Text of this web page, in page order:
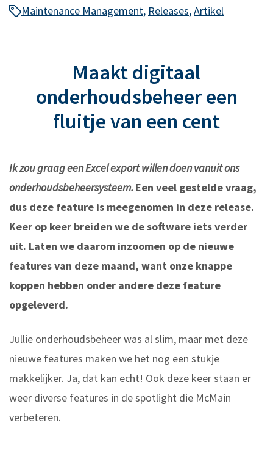
Maintenance Management, Releases,Artikel
Maakt digitaal
onderhoudsbeheer een
fluitje van een cent
Ik zou graag een Excel export willen doen vanuit ons
onderhoudsbeheersysteem.Een veel gestelde vraag,
dus deze feature is meegenomen in deze release.
Keer op keer breiden we de software iets verder
uit. Laten we daarom inzoomen op de nieuwe
features van deze maand, want onze knappe
koppen hebben onder andere deze feature
opgeleverd.
Jullie onderhoudsbeheer was al slim, maar met deze
nieuwe features maken we het nog een stukje
makkelijker. Ja, dat kan echt! Ook deze keer staan er
weer diverse features in de spotlight die McMain
verbeteren.